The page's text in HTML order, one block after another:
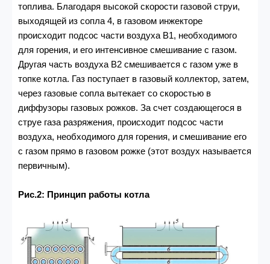
топлива. Благодаря высокой скорости газовой струи,
выходящей из сопла 4, в газовом инжекторе
происходит подсос части воздуха В1, необходимого
для горения, и его интенсивное смешивание с газом.
Другая часть воздуха В2 смешивается с газом уже в
топке котла. Газ поступает в газовый коллектор, затем,
через газовые сопла вытекает со скоростью в
диффузоры газовых рожков. За счет создающегося в
струе газа разряжения, происходит подсос части
воздуха, необходимого для горения, и смешивание его
с газом прямо в газовом рожке (этот воздух называется
первичным).
Рис.2: Принцип работы котла